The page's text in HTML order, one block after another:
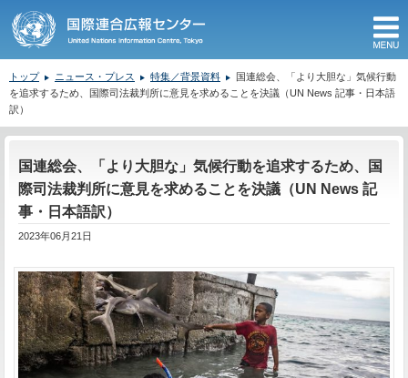
トップ ニュース・プレス 特集／背景資料
国連総会、「より大胆な」気候行動
を追求するため、国際司法裁判所に意見を求めることを決議（UN News 記事・日本語
訳）
国連総会、「より大胆な」気候行動を追求するため、国
際司法裁判所に意見を求めることを決議（UN News 記
事・日本語訳）
2023年06月21日